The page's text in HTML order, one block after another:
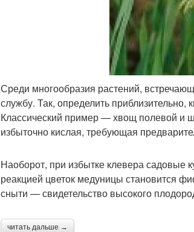
Среди многообразия растений,
службу. Так, определить
Классический пример — хвощ полевой и
избыточно кислая, требующая
Наоборот, при избытке клевера садовые
реакцией цветок медуницы становится
сныти — свидетельство высокого
читать дальше →